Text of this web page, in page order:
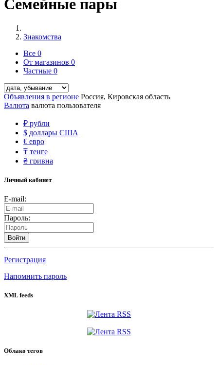
Семейные пары
Знакомства
Все 0
От магазинов 0
Частные 0
Объявления в регионе Россия, Кировская область
Валюта валюта пользователя
₽ рубли
$ доллары США
€ евро
₸ тенге
₴ гривна
Личный кабинет
E-mail:
Пароль:
Войти
Регистрация
Напомнить пароль
XML feeds
Облако тегов